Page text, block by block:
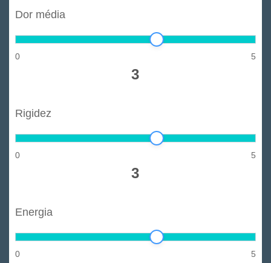
Dor média
0 5
3
Rigidez
0 5
3
Energia
0 5